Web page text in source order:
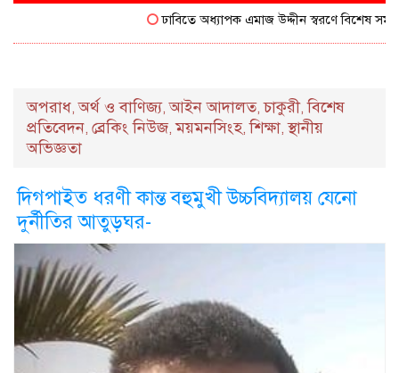
ঢাবিতে অধ্যাপক এমাজ উদ্দীন স্বরণে বিশেষ
অপরাধ,অর্থ ও বাণিজ্য,আইন আদালত,চাকুরী,বিশেষ
প্রতিবেদন, ব্রেকিং নিউজ,ময়মনসিংহ,শিক্ষা,স্থানীয়
অভিজ্ঞতা
দিগপাইত ধরণী কান্ত বহুমুখী উচ্চবিদ্যালয় যেনো
দুর্নীতির আতুড়ঘর-